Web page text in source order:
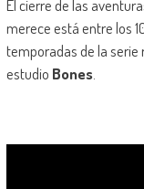
El cierre de las
merece está entre los
temporadas de la serie
estudio Bones.